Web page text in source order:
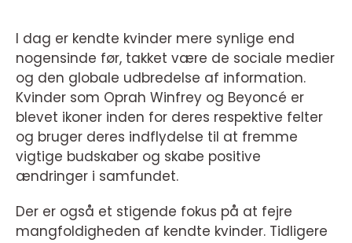
I dag er kendte kvinder mere synlige end
nogensinde før, takket være de sociale medier
og den globale udbredelse af information.
Kvinder som Oprah Winfrey og Beyoncé er
blevet ikoner inden for deres respektive felter
og bruger deres indflydelse til at fremme
vigtige budskaber og skabe positive
ændringer i samfundet.
Der er også et stigende fokus på at fejre
mangfoldigheden af kendte kvinder. Tidligere